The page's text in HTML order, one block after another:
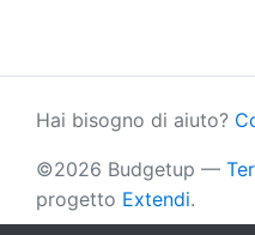
Hai bisogno di aiuto?
©2026 Budgetup —
progetto Extendi.